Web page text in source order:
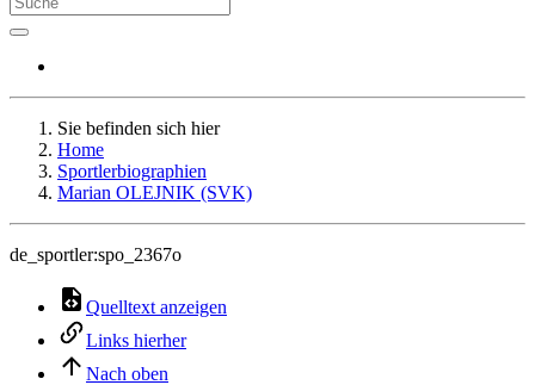
Sie befinden sich hier
Home
Sportlerbiographien
Marian OLEJNIK (SVK)
de_sportler:spo_2367o
Quelltext anzeigen
Links hierher
Nach oben